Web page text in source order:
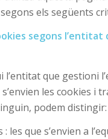
els següents
segons l’entitat
l’entitat que gestioni
les cookies i
podem distingir:
les que s’envien a